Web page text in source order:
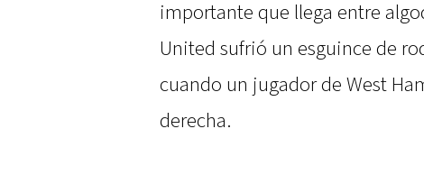
importante que llega entre
United sufrió un esguince de
cuando un jugador de West
derecha.